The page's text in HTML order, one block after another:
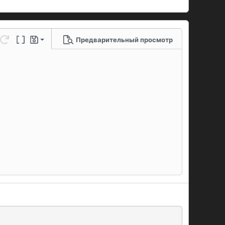
линию
Повторить
Переключение BB-кодов
Черновики Предварительный просмотр